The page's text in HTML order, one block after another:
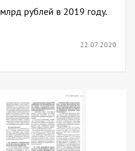
рублей в 2019 году.
22.07.2020